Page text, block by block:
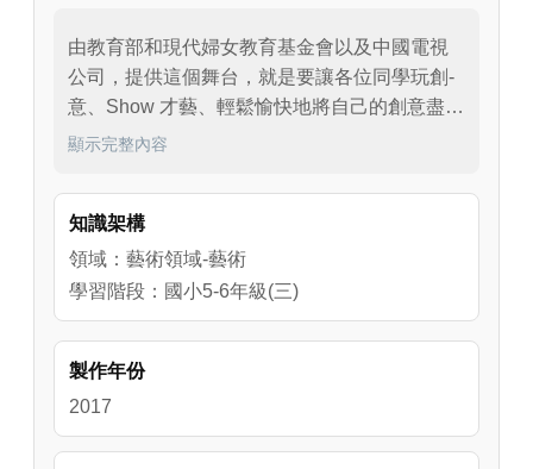
由教育部和現代婦女教育基金會以及中國電視
公司，提供這個舞台，就是要讓各位同學玩創­
意、Show 才藝、輕鬆愉快地將自己的創意盡情
發揮，為自己留下美好的回憶。
顯示完整內容
知識架構
領域：藝術領域-藝術
學習階段：國小5-6年級(三)
製作年份
2017